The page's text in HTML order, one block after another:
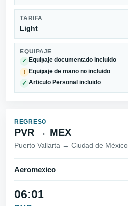
TARIFA
Light
EQUIPAJE
✓ Equipaje documentado incluido
! Equipaje de mano no incluido
✓ Articulo Personal incluido
REGRESO
PVR → MEX
Puerto Vallarta → Ciudad de México
Aeromexico
06:01